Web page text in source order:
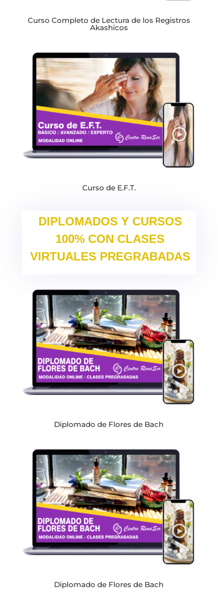
Curso Completo de Lectura de los Registros
Akashicos
Curso de E.F.T.
DIPLOMADOS Y CURSOS
100% CON CLASES
VIRTUALES PREGRABADAS
Diplomado de Flores de Bach
Diplomado de Flores de Bach